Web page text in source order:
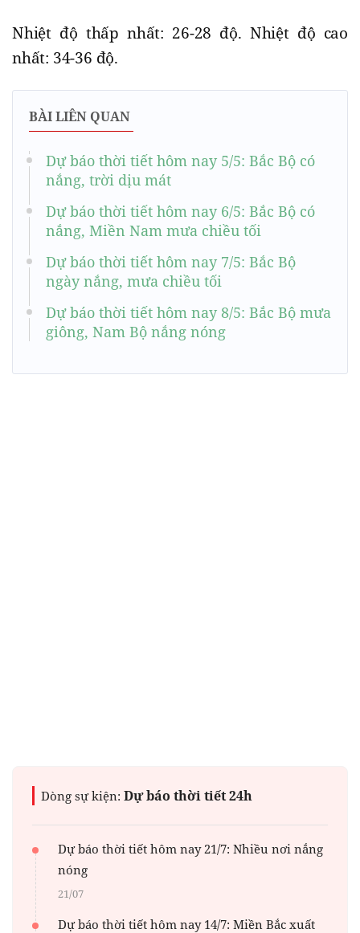
Nhiệt độ thấp nhất: 26-28 độ. Nhiệt độ cao
nhất: 34-36 độ.
BÀI LIÊN QUAN
Dự báo thời tiết hôm nay 5/5: Bắc Bộ có
nắng, trời dịu mát
Dự báo thời tiết hôm nay 6/5: Bắc Bộ có
nắng, Miền Nam mưa chiều tối
Dự báo thời tiết hôm nay 7/5: Bắc Bộ
ngày nắng, mưa chiều tối
Dự báo thời tiết hôm nay 8/5: Bắc Bộ mưa
giông, Nam Bộ nắng nóng
Dòng sự kiện: Dự báo thời tiết 24h
Dự báo thời tiết hôm nay 21/7: Nhiều nơi nắng
nóng
21/07
Dự báo thời tiết hôm nay 14/7: Miền Bắc xuất